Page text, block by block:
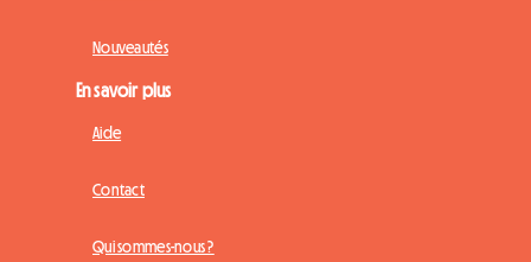
Nouveautés
En savoir plus
Aide
Contact
Qui sommes-nous ?